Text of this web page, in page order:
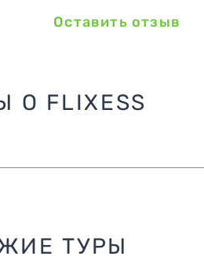
Оставить отзыв
О FLIXESS
ТУРЫ